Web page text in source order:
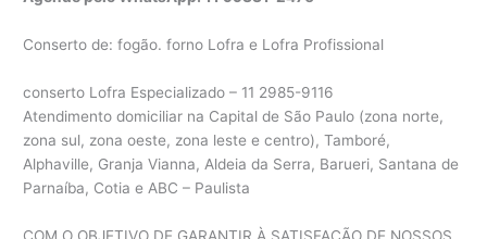
Conserto de: fogão. forno Lofra e Lofra Profissional
conserto Lofra Especializado – 11 2985-9116
Atendimento domiciliar na Capital de São Paulo (zona norte,
zona sul, zona oeste, zona leste e centro), Tamboré,
Alphaville, Granja Vianna, Aldeia da Serra, Barueri, Santana de
Parnaíba, Cotia e ABC – Paulista
COM O OBJETIVO DE GARANTIR À SATISFAÇÃO DE NOSSOS